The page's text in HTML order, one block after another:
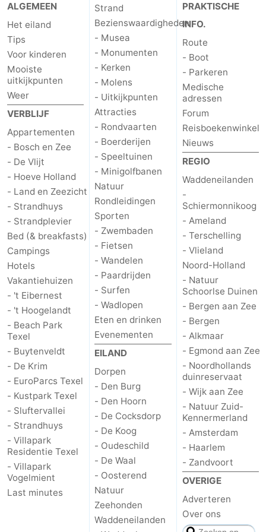
Zandvoort
Weer
Contact
ALGEMEEN
Het eiland
Tips
Voor kinderen
Mooiste
uitkijkpunten
Weer
VERBLIJF
Appartementen
- Bosch en Zee
- De Vlijt
- Hoeve Holland
- Land en Zeezicht
- Strandhuys
- Strandplevier
Bed (& breakfasts)
Campings
Hotels
Vakantiehuizen
- 't Eibernest
- 't Hoogelandt
- Beach Park
Texel
- Buytenveldt
- De Krim
- EuroParcs Texel
- Kustpark Texel
- Sluftervallei
- Strandhuys
- Villapark
Residentie Texel
- Villapark
Vogelmient
Last minutes
Strand
Bezienswaardigheden
- Musea
- Monumenten
- Kerken
- Molens
- Uitkijkpunten
Attracties
- Rondvaarten
- Boerderijen
- Speeltuinen
- Minigolfbanen
Natuur
Rondleidingen
Sporten
- Zwembaden
- Fietsen
- Wandelen
- Paardrijden
- Surfen
- Wadlopen
Eten en drinken
Evenementen
EILAND
Dorpen
- Den Burg
- Den Hoorn
- De Cocksdorp
- De Koog
- Oudeschild
- De Waal
- Oosterend
Natuur
Zeehonden
Waddeneilanden
PRAKTISCHE
INFO.
Route
- Boot
- Parkeren
Medische
adressen
Forum
Reisboekenwinkel
Nieuws
REGIO
Waddeneilanden
-
Schiermonnikoog
- Ameland
- Terschelling
- Vlieland
Noord-Holland
- Natuur
Schoorlse Duinen
- Bergen aan Zee
- Bergen
- Alkmaar
- Egmond aan Zee
- Noordhollands
duinreservaat
- Wijk aan Zee
- Natuur Zuid-
Kennermerland
- Amsterdam
- Haarlem
- Zandvoort
OVERIGE
Adverteren
Over ons